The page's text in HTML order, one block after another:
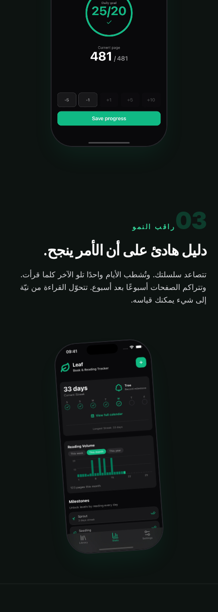
03 راقب النمو
دليل هادئ على أن الأمر ينجح.
تتصاعد سلسلتك. وتُشطب الأيام واحدًا تلو الآخر كلما قرأت.
وتتراكم الصفحات أسبوعًا بعد أسبوع. تتحوّل القراءة من نيّة
إلى شيء يمكنك قياسه.